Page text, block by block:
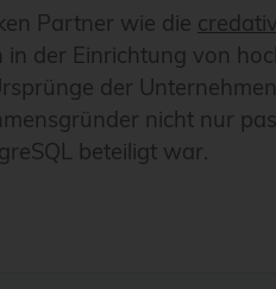
Partner wie die
der Einrichtung von
der
nicht nur
beteiligt war.